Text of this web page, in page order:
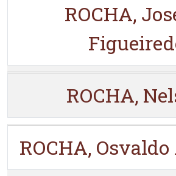
ROCHA,
ROCHA,
ROCHA,